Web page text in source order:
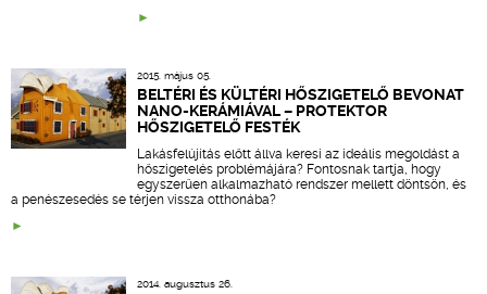
2015. május 05.
BELTÉRI ÉS KÜLTÉRI HŐSZIGETELŐ BEVONAT
NANO-KERÁMIÁVAL – PROTEKTOR
HŐSZIGETELŐ FESTÉK
Lakásfelújítás előtt állva keresi az ideális megoldást a
hőszigetelés problémájára? Fontosnak tartja, hogy
egyszerűen alkalmazható rendszer mellett döntsön, és
a penészesedés se térjen vissza otthonába?
2014. augusztus 26.